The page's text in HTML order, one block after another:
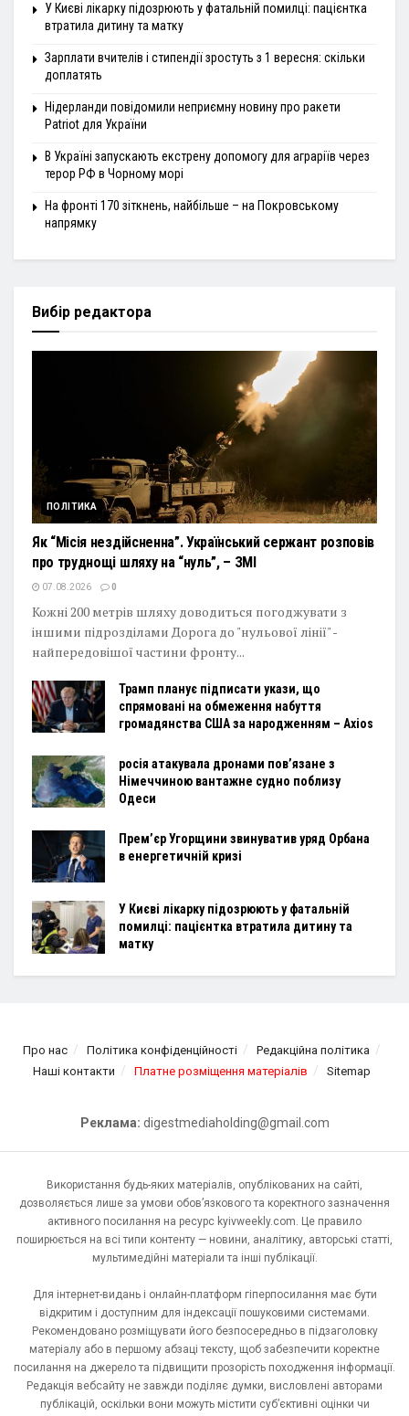
У Києві лікарку підозрюють у фатальній помилці: пацієнтка
втратила дитину та матку
Зарплати вчителів і стипендії зростуть з 1 вересня: скільки
доплатять
Нідерланди повідомили неприємну новину про ракети
Patriot для України
В Україні запускають екстрену допомогу для аграріїв через
терор РФ в Чорному морі
На фронті 170 зіткнень, найбільше – на Покровському
напрямку
Вибір редактора
ПОЛІТИКА
Як “Місія нездійсненна”. Український сержант розповів
про труднощі шляху на “нуль”, – ЗМІ
07.08.2026 0
Кожні 200 метрів шляху доводиться погоджувати з
іншими підрозділами Дорога до "нульової лінії" -
найпередовішої частини фронту...
Трамп планує підписати укази, що
спрямовані на обмеження набуття
громадянства США за народженням – Axios
росія атакувала дронами пов’язане з
Німеччиною вантажне судно поблизу
Одеси
Прем’єр Угорщини звинуватив уряд Орбана
в енергетичній кризі
У Києві лікарку підозрюють у фатальній
помилці: пацієнтка втратила дитину та
матку
Про нас Політика конфіденційності
Редакційна політика
Наші контакти
Платне розміщення матеріалів Sitemap
Реклама: digestmediaholding@gmail.com
Використання будь-яких матеріалів, опублікованих на сайті,
дозволяється лише за умови обов’язкового та коректного зазначення
активного посилання на ресурс kyivweekly.com. Це правило
поширюється на всі типи контенту — новини, аналітику, авторські статті,
мультимедійні матеріали та інші публікації.
Для інтернет-видань і онлайн-платформ гіперпосилання має бути
відкритим і доступним для індексації пошуковими системами.
Рекомендовано розміщувати його безпосередньо в підзаголовку
матеріалу або в першому абзаці тексту, щоб забезпечити коректне
посилання на джерело та підвищити прозорість походження інформації.
Редакція вебсайту не завжди поділяє думки, висловлені авторами
публікацій, оскільки вони можуть містити суб’єктивні оцінки чи